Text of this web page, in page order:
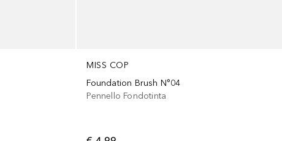
MISS COP
Foundation Brush N°04
Pennello Fondotinta